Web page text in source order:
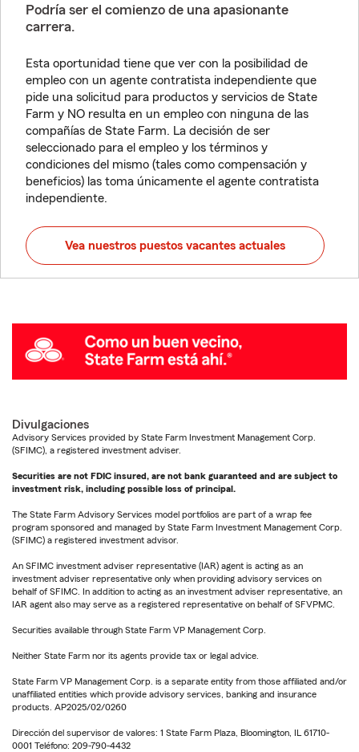
Podría ser el comienzo de una apasionante
carrera.
Esta oportunidad tiene que ver con la posibilidad de
empleo con un agente contratista independiente que
pide una solicitud para productos y servicios de State
Farm y NO resulta en un empleo con ninguna de las
compañías de State Farm. La decisión de ser
seleccionado para el empleo y los términos y
condiciones del mismo (tales como compensación y
beneficios) las toma únicamente el agente contratista
independiente.
Vea nuestros puestos vacantes actuales
Divulgaciones
Advisory Services provided by State Farm Investment Management Corp.
(SFIMC), a registered investment adviser.
Securities are not FDIC insured, are not bank guaranteed and are subject to
investment risk, including possible loss of principal.
The State Farm Advisory Services model portfolios are part of a wrap fee
program sponsored and managed by State Farm Investment Management Corp.
(SFIMC) a registered investment advisor.
An SFIMC investment adviser representative (IAR) agent is acting as an
investment adviser representative only when providing advisory services on
behalf of SFIMC. In addition to acting as an investment adviser representative, an
IAR agent also may serve as a registered representative on behalf of SFVPMC.
Securities available through State Farm VP Management Corp.
Neither State Farm nor its agents provide tax or legal advice.
State Farm VP Management Corp. is a separate entity from those affiliated and/or
unaffiliated entities which provide advisory services, banking and insurance
products. AP2025/02/0260
Dirección del supervisor de valores: 1 State Farm Plaza, Bloomington, IL 61710-
0001 Teléfono: 209-790-4432